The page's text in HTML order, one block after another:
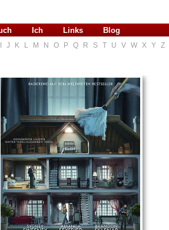
Ich Links Blog
J K L M N O P Q R S T U V W X Y Z